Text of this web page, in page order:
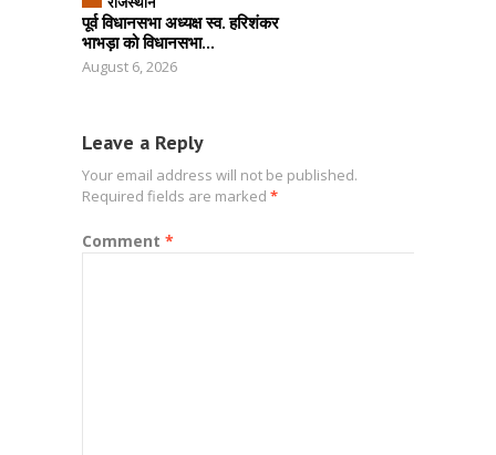
पूर्व विधानसभा अध्यक्ष स्व. हरिशंकर
भाभड़ा को विधानसभा...
August 6, 2026
Leave a Reply
Your email address will not be published.
Required fields are marked *
Comment *